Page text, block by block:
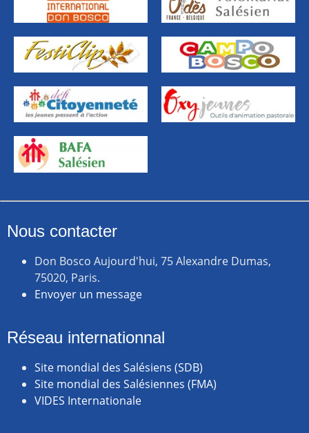
Nous contacter
Don Bosco Aujourd'hui, 75 Alexandre Dumas,
75020, Paris.
Envoyer un message
Réseau internationnal
Site mondial des Salésiens (SDB)
Site mondial des Salésiennes (FMA)
VIDES Internationale